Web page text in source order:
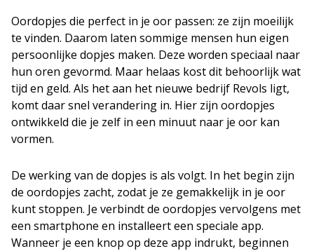
Oordopjes die perfect in je oor passen: ze zijn moeilijk
te vinden. Daarom laten sommige mensen hun eigen
persoonlijke dopjes maken. Deze worden speciaal naar
hun oren gevormd. Maar helaas kost dit behoorlijk wat
tijd en geld. Als het aan het nieuwe bedrijf Revols ligt,
komt daar snel verandering in. Hier zijn oordopjes
ontwikkeld die je zelf in een minuut naar je oor kan
vormen.
De werking van de dopjes is als volgt. In het begin zijn
de oordopjes zacht, zodat je ze gemakkelijk in je oor
kunt stoppen. Je verbindt de oordopjes vervolgens met
een smartphone en installeert een speciale app.
Wanneer je een knop op deze app indrukt, beginnen